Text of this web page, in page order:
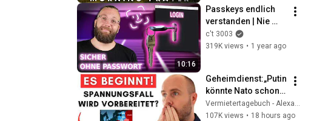
10:16
Passkeys endlich
verstanden | Nie
mehr Passwörter
c't 3003
319K views • 1 year ago
Geheimdienst:„Putin
könnte Nato schon
DIESEN Herbst
angreifen“.
107K views • 18 hours ago